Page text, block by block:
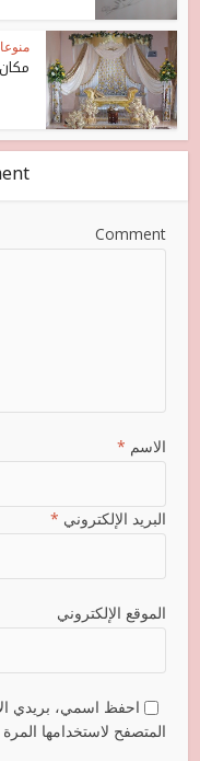
Comment
الاسم *
البريد الإلكتروني *
الموقع الإلكتروني
احفظ اسمي، بريدي
المتصفح لاستخدامها